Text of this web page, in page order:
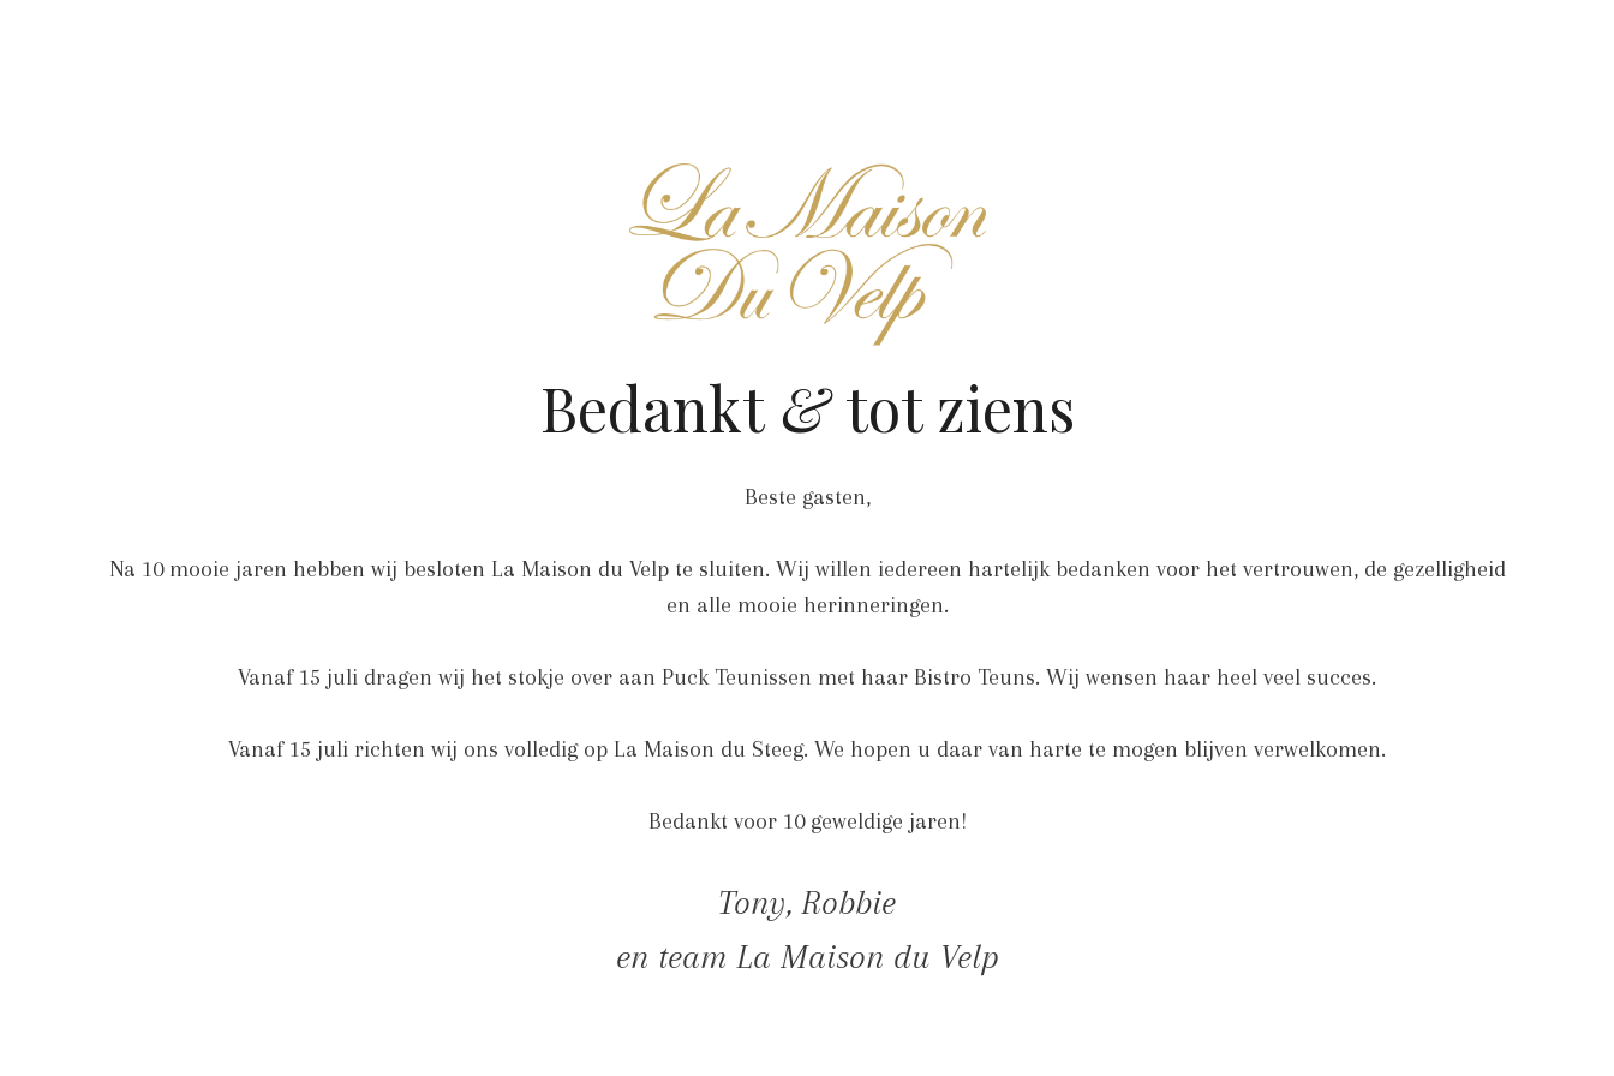
Bedankt&tot ziens
Beste gasten,
Na 10 mooie jaren hebben wij besloten La Maison du Velp te sluiten. Wij willen iedereen hartelijk bedanken voor het vertrouwen, de gezelligheid
en alle mooie herinneringen.
Vanaf 15 juli dragen wij het stokje over aan Puck Teunissen met haar Bistro Teuns. Wij wensen haar heel veel succes.
Vanaf 15 juli richten wij ons volledig op La Maison du Steeg. We hopen u daar van harte te mogen blijven verwelkomen.
Bedankt voor 10 geweldige jaren!
Tony, Robbie
en team La Maison du Velp